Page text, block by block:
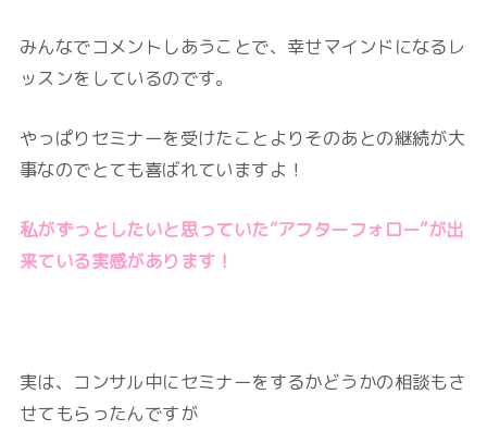
みんなでコメントしあうことで、幸せマインドになるレ
ッスンをしているのです。
やっぱりセミナーを受けたことよりそのあとの継続が大
事なのでとても喜ばれていますよ！
私がずっとしたいと思っていた”アフターフォロー”が出
来ている実感があります！
実は、コンサル中にセミナーをするかどうかの相談もさ
せてもらったんですが